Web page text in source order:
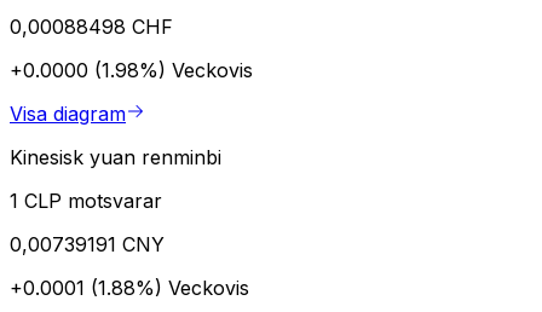
0,00088498 CHF
+0.0000 (1.98%) Veckovis
Visa diagram
Kinesisk yuan renminbi
1 CLP motsvarar
0,00739191 CNY
+0.0001 (1.88%) Veckovis